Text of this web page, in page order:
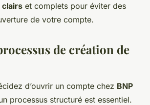
clairs et complets pour éviter des
de votre compte.
de création de
d’ouvrir un compte chez BNP
processus structuré est essentiel.